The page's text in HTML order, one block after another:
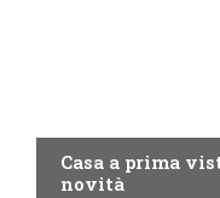
Casa a prima
novità